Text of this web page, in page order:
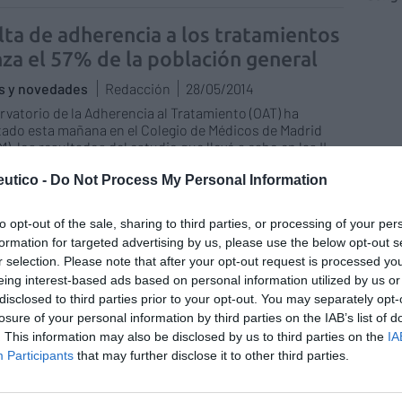
- Do Not Process My Personal Information
opt-out of the sale, sharing to third parties, or processing of your
for targeted advertising by us, please use the below opt-out
selection. Please note that after your opt-out request is processed
interest-based ads based on personal information utilized by us
to third parties prior to your opt-out. You may separately
of your personal information by third parties on the IAB’s list of
This information may also be disclosed by us to third parties on the
Participants that may further disclose it to other third parties.
de adherencia a los tratamientos
el 57% de la población general
y novedades Redacción
28/05/2014
de la Adherencia al Tratamiento (OAT) ha
esta mañana en el Colegio de Médicos de Madrid
los resultados del estudio que llevó a cabo en las II
de las pautas prescritas a los pacientes.
al tratamiento, tema
del Simpodáder 2014
y novedades Redacción
31/03/2014
pasada, entre el 20 y el 22 de marzo, tuvo lugar la
edición del Simpodáder, celebrada en el Parador
de Mojácar (Almería), donde alrededor de 70 personas
cita para tratar el tema de la adherencia al